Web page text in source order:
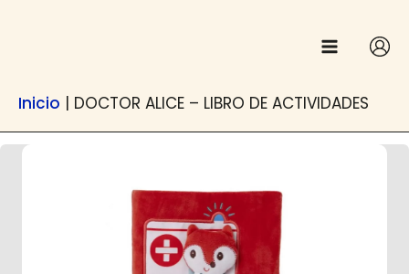
Inicio | DOCTOR ALICE – LIBRO DE ACTIVIDADES